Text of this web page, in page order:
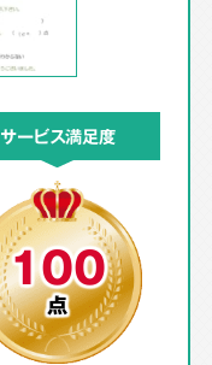
サービス満足度
100
点